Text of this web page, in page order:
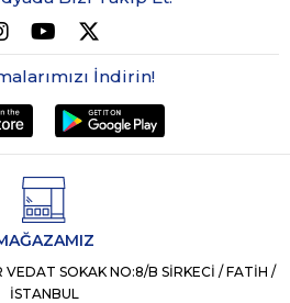
İndirin!
VEDAT SOKAK NO:8/B SİRKECİ / FATİH /
İSTANBUL